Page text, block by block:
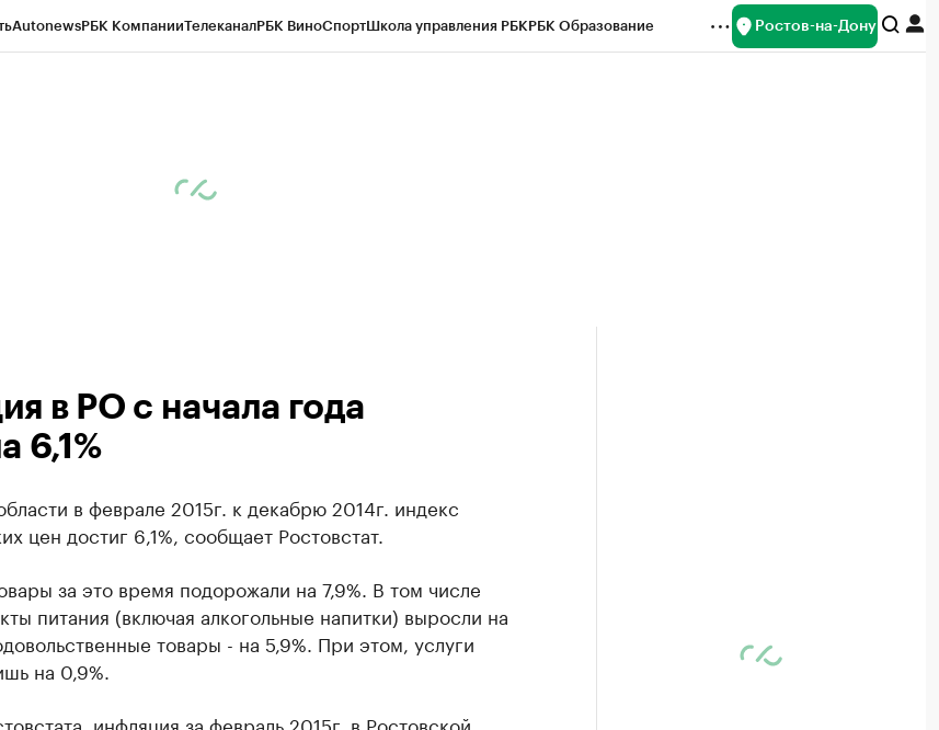
AutonewsРБК КомпанииТелеканалРБК ВиноСпортШкола управления РБКРБК Образование Ростов-на-Дону
в РО с начала года
6,1%
в феврале 2015г. к декабрю 2014г. индекс
цен достиг 6,1%, сообщает Ростовстат.
за это время подорожали на 7,9%. В том числе
питания (включая алкогольные напитки) выросли на
товары - на 5,9%. При этом, услуги
на 0,9%.
инфляция за февраль 2015г. в Ростовской